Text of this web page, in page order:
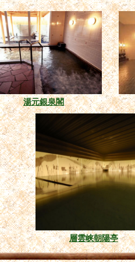
湯元銀泉閣
層雲峡朝陽亭